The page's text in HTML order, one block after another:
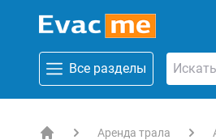
Все разделы
Аренда трала